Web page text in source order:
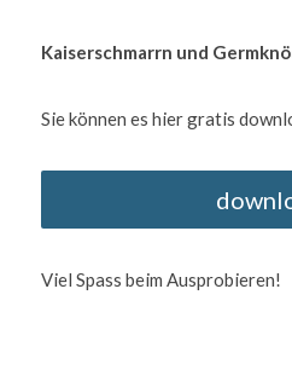
Kaiserschmarrn und
Sie können es hier gratis
Viel Spass beim Ausprobieren!